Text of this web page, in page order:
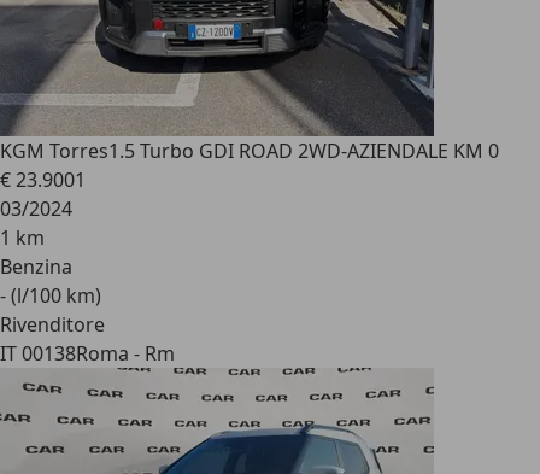
KGM Torres1.5 Turbo GDI ROAD 2WD-AZIENDALE KM 0
€ 23.9001
03/2024
1 km
Benzina
- (l/100 km)
Rivenditore
IT 00138Roma - Rm